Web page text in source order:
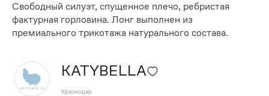
Свободный силуэт, спущенное плечо, ребристая
фактурная горловина. Лонг выполнен из
премиального трикотажа натурального состава.
KATYBELLA
Краснодар